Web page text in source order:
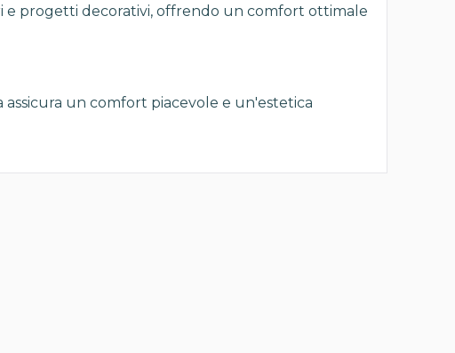
e progetti decorativi, offrendo un comfort ottimale
un comfort piacevole e un'estetica